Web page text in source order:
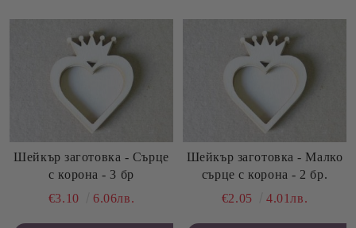
Шейкър заготовка - Сърце
с корона - 3 бр
€3.10
6.06лв.
Шейкър заготовка - Малко
сърце с корона - 2 бр.
€2.05
4.01лв.